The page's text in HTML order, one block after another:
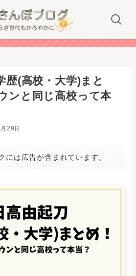
歴(高校・大学)まと
ンと同じ高校って本
29日
には広告が含まれています。